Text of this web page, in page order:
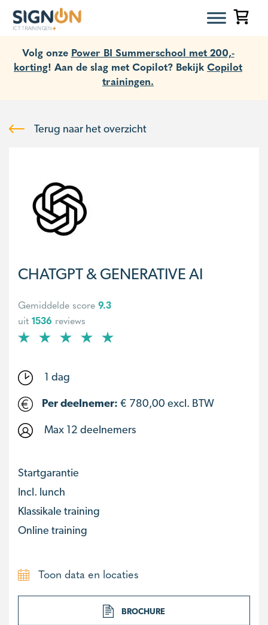
Volg onze Power BI Summerschool met 200,-
korting! Aan de slag met Copilot? Bekijk Copilot
trainingen.
Terug naar het overzicht
CHATGPT & GENERATIVE AI
Gemiddelde score 9.3
uit 1536 reviews
1 dag
Per deelnemer: € 780,00 excl. BTW
Max 12 deelnemers
Startgarantie
Incl. lunch
Klassikale training
Online training
Toon data en locaties
BROCHURE